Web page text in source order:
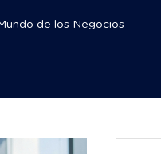
de los Negocios